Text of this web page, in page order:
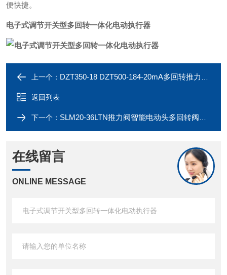
便快捷。
电子式调节开关型多回转一体化电动执行器
上一个： DZT350-18 DZT500-184-20mA多回转推力型电动执行器
返回列表
下一个： SLM20-36LTN推力阀智能电动头多回转阀门电动执行器
在线留言
ONLINE MESSAGE